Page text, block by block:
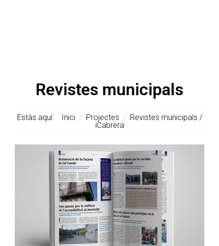
Revistes municipals
Estàs aquí: Inici / Projectes /Revistes municipals /
iCabrera